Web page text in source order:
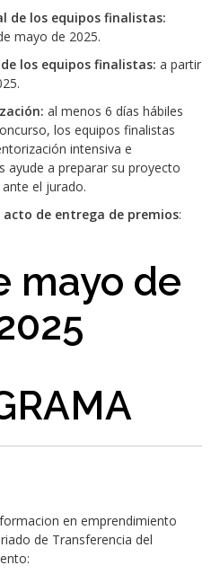
de los equipos finalistas:
mayo de 2025.
los equipos finalistas: a partir
: al menos 6 días hábiles
los equipos finalistas
intensiva e
ayude a preparar su proyecto
el jurado.
acto de entrega de premios:
mayo de
en emprendimiento
de Transferencia del